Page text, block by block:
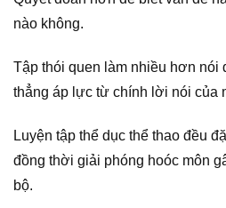
nào không.
Tập thói quen làm nhiều hơn nói
thẳng áp lực từ chính lời nói của
Luyện tập thể dục thể thao đều
đồng thời giải phóng hoóc môn
bộ.